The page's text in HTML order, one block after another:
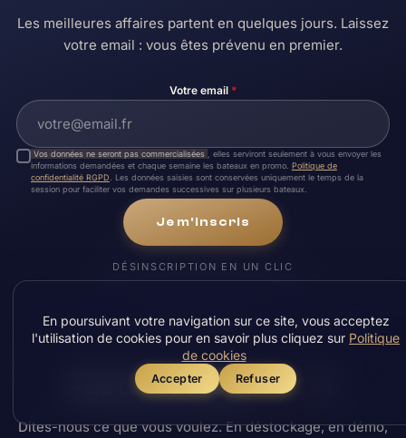
En poursuivant votre navigation sur ce site, vous acceptez
l'utilisation de cookies pour en savoir plus cliquez sur Politique
de cookies
Accepter Refuser
Les meilleures affaires partent en quelques jours. Laissez
votre email : vous êtes prévenu en premier.
Votre email *
Vos données ne seront pas commercialisées
, elles serviront seulement à vous envoyer les
informations demandées et chaque semaine les bateaux en promo. Politique de
confidentialité RGPD . Les données saisies sont conservées uniquement le temps de la
session pour faciliter vos demandes successives sur plusieurs bateaux.
Je m'inscris
DÉSINSCRIPTION EN UN CLIC
Pas de bateauprécis
Dites-nous ce que vous voulez. En déstockage, en démo,